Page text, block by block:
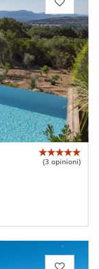
(3 opinioni)